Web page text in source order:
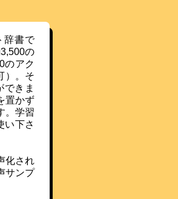
辞書で
の
のアク
）。そ
きま
置かず
。学習
い下さ
化され
サンプ